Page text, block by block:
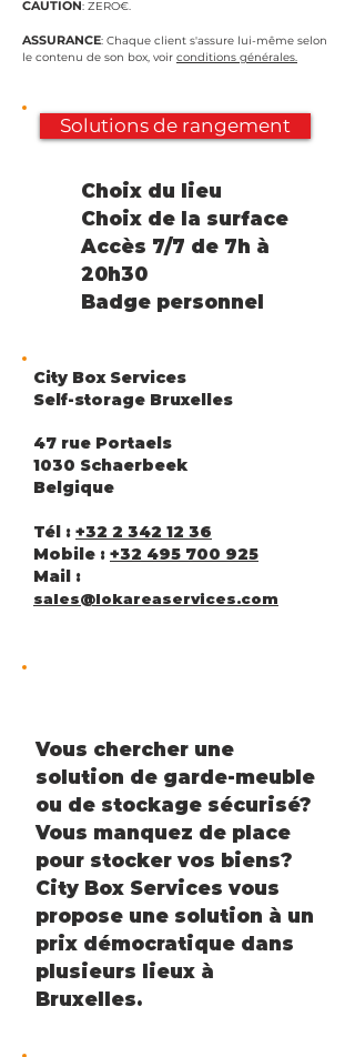
CAUTION: ZERO€.
ASSURANCE: Chaque client s'assure lui-même selon
le contenu de son box, voir conditions générales.
Solutions de rangement
Choix du lieu
Choix de la surface
Accès 7/7 de 7h à
20h30
Badge personne
City Box Services
Self-storage Bruxelles
47 rue Portaels
1030 Schaerbeek
Belgique
Tél : +32 2 342 12 36
Mobile : +32 495 700 925
Mail :
sales@lokareaservices.com
Vous chercher une
solution de garde-meuble
ou de stockage sécurisé?
Vous manquez de place
pour stocker vos biens?
City Box Services vous
propose une solution à un
prix démocratique dans
plusieurs lieux à
Bruxelles.